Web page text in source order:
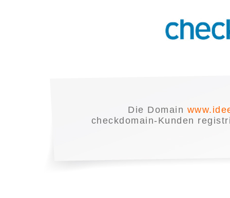
Die Domain
checkdomain-Kunden